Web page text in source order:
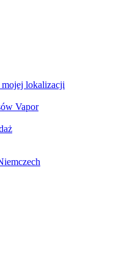
mojej lokalizacji
Vapor